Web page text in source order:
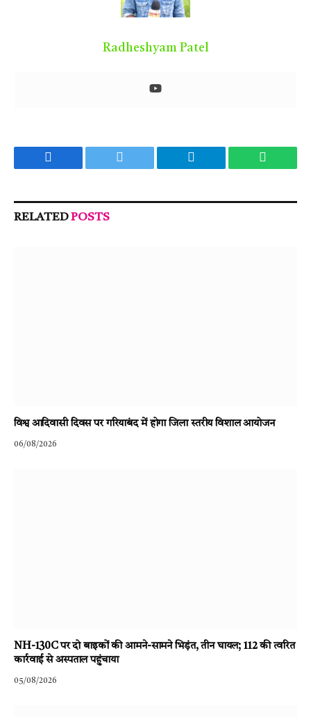
Radheshyam Patel
Facebook Twitter Telegram
RELATEDPOSTS
विश्व आदिवासी दिवस पर गरियाबंद में होगा जिला स्तरीय विशाल आयोजन
06/08/2026
NH-130C पर दो बाइकों की आमने-सामने भिड़ंत, तीन घायल; 112 की त्वरित
कार्रवाई से अस्पताल पहुंचाया
05/08/2026